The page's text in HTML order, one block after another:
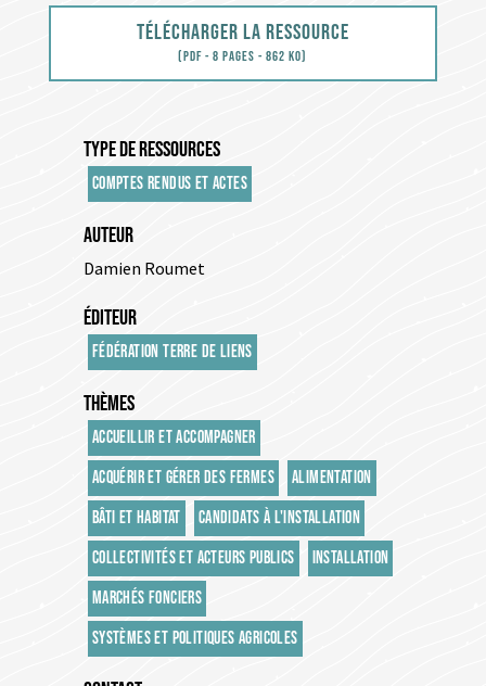
Télécharger la ressource
(PDF - 8 pages - 862 Ko)
TYPE DE RESSOURCES
COMPTES RENDUS ET ACTES
AUTEUR
Damien Roumet
ÉDITEUR
FÉDÉRATION TERRE DE LIENS
THÈMES
ACCUEILLIR ET ACCOMPAGNER
ACQUÉRIR ET GÉRER DES FERMES
ALIMENTATION
BÂTI ET HABITAT
CANDIDATS À L'INSTALLATION
COLLECTIVITÉS ET ACTEURS PUBLICS
INSTALLATION
MARCHÉS FONCIERS
SYSTÈMES ET POLITIQUES AGRICOLES